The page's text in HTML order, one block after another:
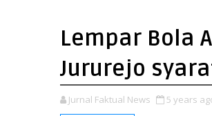
Lempar Bola
Jururejo
Jurnal Faktual News 5 years